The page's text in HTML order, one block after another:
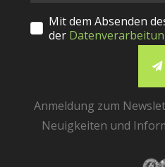
Mit dem Absenden
der
Anmeldung zum
Neuigkeiten und